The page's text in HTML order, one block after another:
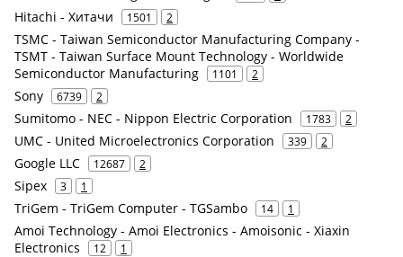
Hitachi - Хитачи 1501 2
TSMC - Taiwan Semiconductor Manufacturing Company -
TSMT - Taiwan Surface Mount Technology - Worldwide
Semiconductor Manufacturing
1101 2
Sony 6739 2
Sumitomo - NEC - Nippon Electric Corporation 1783 2
UMC - United Microelectronics Corporation 339 2
Google LLC 12687 2
Sipex 3 1
TriGem - TriGem Computer - TGSambo 14 1
Amoi Technology - Amoi Electronics - Amoisonic - Xiaxin
Electronics
12 1